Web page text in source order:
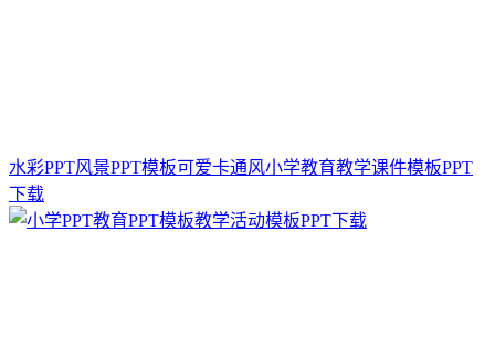
水彩PPT风景PPT模板可爱卡通风小学教育教学课件模板PPT
下载